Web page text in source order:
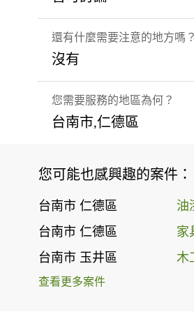
還有什麼需要注意的地方嗎？
沒有
您需要服務的地區為何？
台南市,仁德區
您可能也感興趣的案件：
台南市 仁德區 油
台南市 仁德區 家
台南市 玉井區 木
查看更多案件